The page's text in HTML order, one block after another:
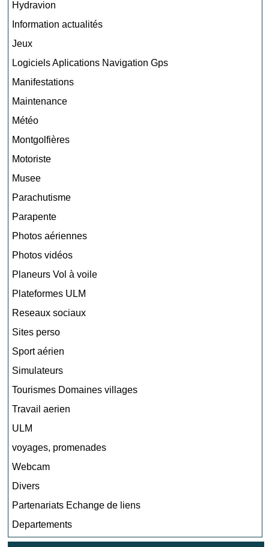
Hydravion
Information actualités
Jeux
Logiciels Aplications Navigation Gps
Manifestations
Maintenance
Météo
Montgolfières
Motoriste
Musee
Parachutisme
Parapente
Photos aériennes
Photos vidéos
Planeurs Vol à voile
Plateformes ULM
Reseaux sociaux
Sites perso
Sport aérien
Simulateurs
Tourismes Domaines villages
Travail aerien
ULM
voyages, promenades
Webcam
Divers
Partenariats Echange de liens
Departements